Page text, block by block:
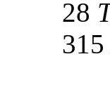
28
315